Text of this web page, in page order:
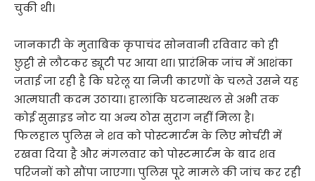
चुकी थी।
जानकारीकेमुताबिककृपाचंदसोनवानीरविवारकोही
छुट्टीसेलौटकरड्यूटीपरआया था।प्रारंभिकजांचमेंआशंका
जताईजारहीहैकिघरेलूयानिजीकारणोंकेचलतेउसनेयह
आत्मघातीकदमउठाया।हालांकिघटनास्थलसे अभीतक
कोईसुसाइडनोटया अन्यठोससुरागनहींमिलाहै।
फिलहालपुलिसने शवकोपोस्टमार्टमकेलिएमोर्चरीमें
रखवादियाहैऔरमंगलवारकोपोस्टमार्टमकेबाद शव
परिजनोंकोसौंपाजाएगा।पुलिसपूरेमामलेकीजांचकररही